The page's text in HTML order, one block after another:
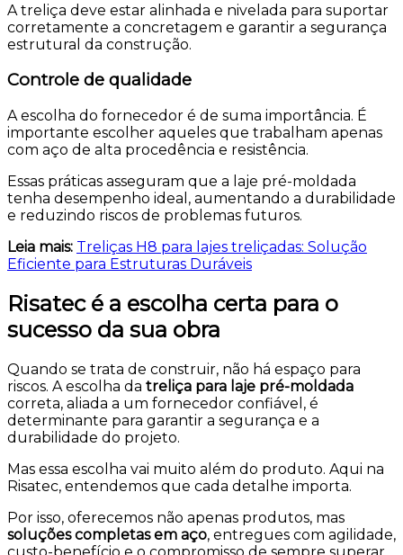
A treliça deve estar alinhada e nivelada para suportar
corretamente a concretagem e garantir a segurança
estrutural da construção.
Controle de qualidade
A escolha do fornecedor é de suma importância. É
importante escolher aqueles que trabalham apenas
com aço de alta procedência e resistência.
Essas práticas asseguram que a laje pré-moldada
tenha desempenho ideal, aumentando a durabilidade
e reduzindo riscos de problemas futuros.
Leia mais: Treliças H8 para lajes treliçadas: Solução
Eficiente para Estruturas Duráveis
Risatec é a escolha certa para o
sucesso da sua obra
Quando se trata de construir, não há espaço para
riscos. A escolha da treliça para laje pré-moldada
correta, aliada a um fornecedor confiável, é
determinante para garantir a segurança e a
durabilidade do projeto.
Mas essa escolha vai muito além do produto. Aqui na
Risatec, entendemos que cada detalhe importa.
Por isso, oferecemos não apenas produtos, mas
soluções completas em aço, entregues com agilidade,